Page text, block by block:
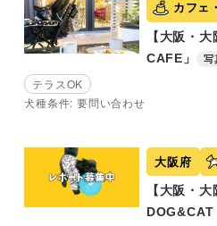
カフェ
【大阪・
CAFE」
写
テラスOK
犬種条件: 要問い合わせ
大阪府
【大阪・
DOG&CAT